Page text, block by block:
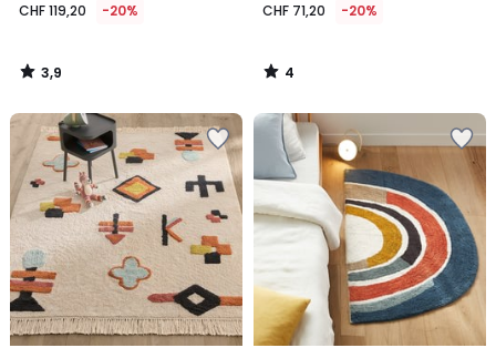
CHF 119,20 -20%
3,9
/
CHF 71,20 -20%
4
/